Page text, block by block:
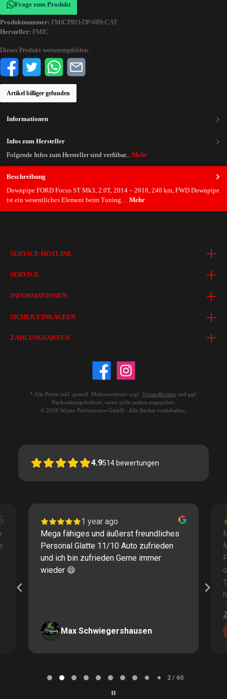
Frage zum Produkt
Produktnummer: FMICPRO-DP-089-CAT
Hersteller: FMIC
Dieses Produkt weiterempfehlen:
Artikel billiger gefunden
Beschreibung
Downpipe FORD Focus ST Mk3, 2.0T, 2014 – 2018, 240 km, FWD Downpipe
ist ein wesentliches Element beim Tuning… Mehr
Informationen
Infos zum Hersteller
Folgende Infos zum Hersteller sind verfübar... Mehr
SERVICE-HOTLINE
SERVICE
INFORMATIONEN
SICHER EINKAUFEN
ZAHLUNGSARTEN
* Alle Preise inkl. gesetzl. Mehrwertsteuer zzgl. Versandkosten und ggf.
Nachnahmegebühren, wenn nicht anders angegeben.
© 2026 Wojsto Performance GmbH - Alle Rechte vorbehalten.
4.9514 bewertungen
1 year ago
Mega fähiges und äußerst freundliches
Personal Glatte 11/10 Auto zufrieden
und ich bin zufrieden Gerne immer
wieder 😄
Max Schwiegershausen
2 / 60